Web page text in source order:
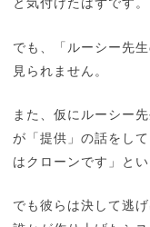
でも、「ルーシー先
見られません。
また、仮にルーシー
が「提供」の話をし
はクローンです」と
でも彼らは決して逃げ